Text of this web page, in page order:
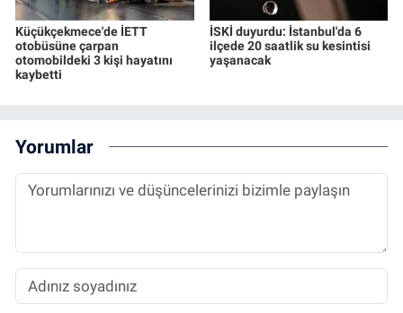
Küçükçekmece'de İETT
otobüsüne çarpan
otomobildeki 3 kişi hayatını
kaybetti
İSKİ duyurdu: İstanbul'da 6
ilçede 20 saatlik su kesintisi
yaşanacak
Yorumlar